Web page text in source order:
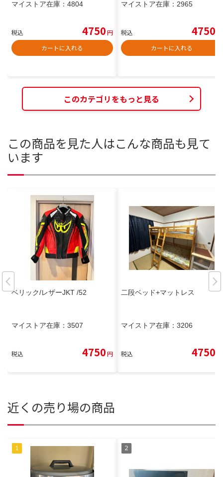
マイストア在庫： 4804
税込 4750円
カートに入れる
マイストア在庫： 2965
税込 4750
カートに入れる
このカテゴリをもっと見る
この商品を見た人はこんな商品も見て
います
ベリック/レザーJKT /52
マイストア在庫： 3507
税込 4750円
二段ベッド+マットレス
マイストア在庫： 3206
税込 4750
近くの売り場の商品